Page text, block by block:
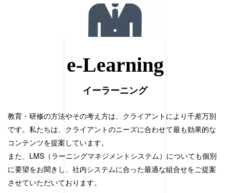
e-Learning
イーラーニング
教育・研修の方法やその考え方は、クライアントにより千差万別
です。私たちは、クライアントのニーズに合わせて最も効果的な
コンテンツを提案しています。
また、LMS（ラーニングマネジメントシステム）についても個別
に要望をお聞きし、社内システムに合った最適な組合せをご提案
させていただいております。